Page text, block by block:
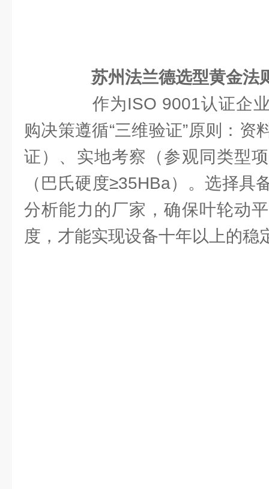
苏州法兰德选型黄金法
作为ISO 9001认证企业
购决策遵循“三维验证”原则：资
证）、实地考察（参观同类型
（巴氏硬度≥35HBa）。选择具
分析能力的厂家，确保叶轮动
度，才能实现设备十年以上的稳